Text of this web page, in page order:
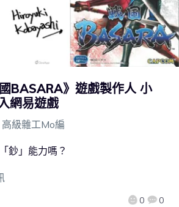
BASARA》遊戲製作人 小
網易遊戲
高級雜工Mo編
0 0
鈔」能力嗎？